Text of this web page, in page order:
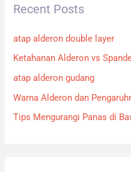
c
f
o
r
:
Recent Posts
atap alderon double layer
Ketahanan Alderon vs
atap alderon gudang
Warna Alderon dan
Tips Mengurangi Panas di